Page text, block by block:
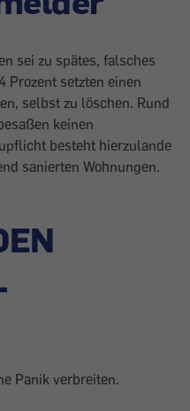
sei zu spätes, falsches
Prozent setzten einen
selbst zu löschen. Rund
keinen
besteht hierzulande
sanierten Wohnungen.
Panik verbreiten.